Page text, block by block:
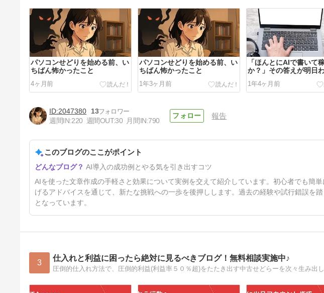
パソコンせどりを始める前、い
ちばん怖かったこと
4ヶ月前
パソコンせどりを始める前、い
ちばん怖かったこと
1年3ヶ月前
「ほんとにAIで書いて
か？」その答えが明日
1年4ヶ月前
もう書けないと思っていたメル
マガが、書けるようになりそう
1年4ヶ月前
2047380
13
週間IN:220 週間OUT:30 月間IN:790
報告
このブログのここがポイント
AI導入の成功例とやる気を引き出すコツ
AIを使った文章作成の手軽さと効果について実例を交えて紹介しています。初心者でも簡
げるアドバイスを通じて、新たな挑戦への一歩を後押しします。過去の経験や試行錯誤を
となっています。
3 仕入れと利益に困ったら絶対に見るべきブログ！無料相談実施中♪